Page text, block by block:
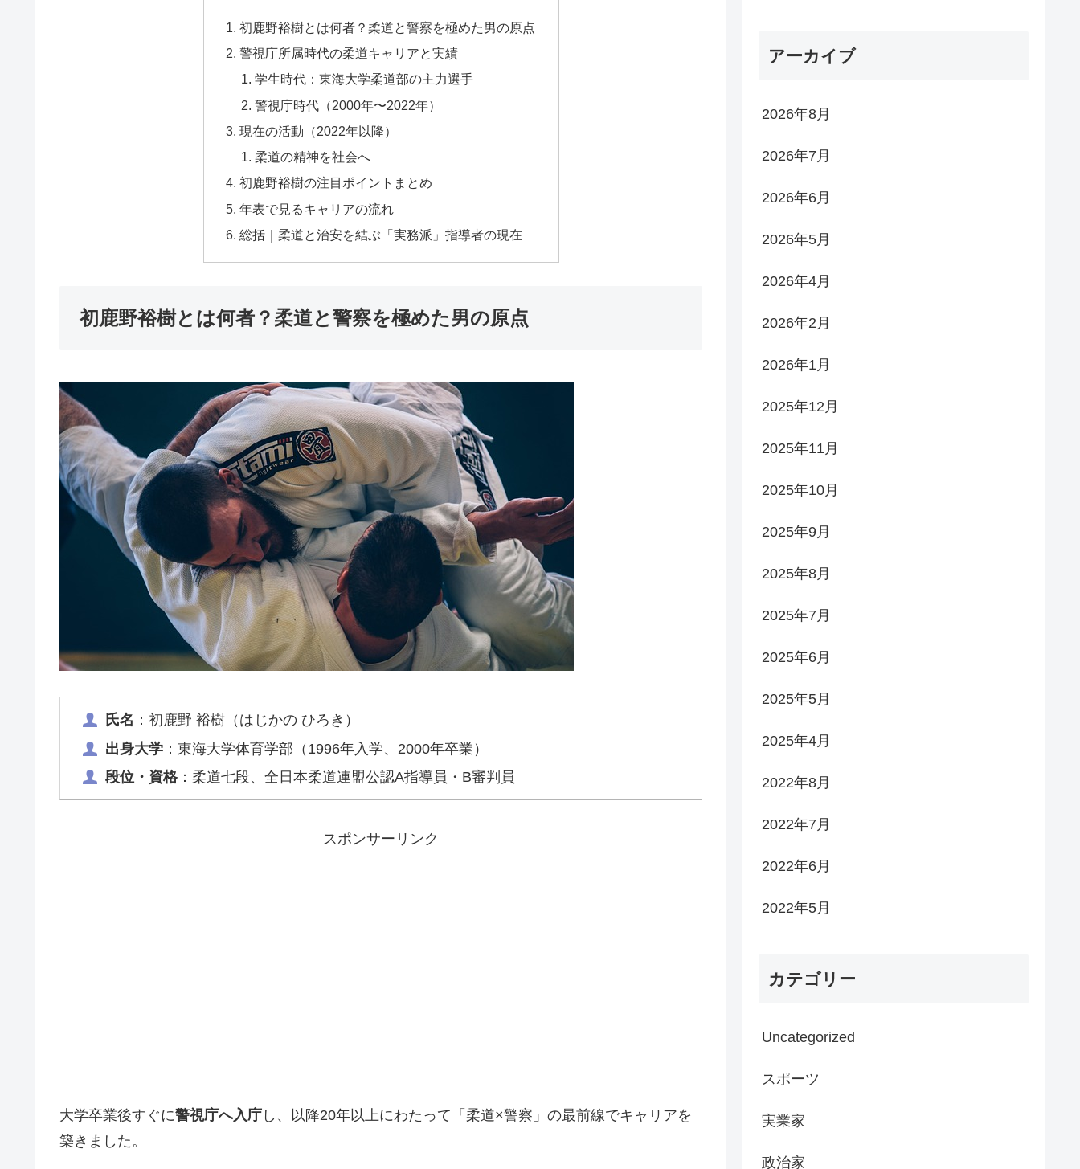
初鹿野裕樹とは何者？柔道と警察を極めた男の原点
警視庁所属時代の柔道キャリアと実績
学生時代：東海大学柔道部の主力選手
警視庁時代（2000年〜2022年）
現在の活動（2022年以降）
柔道の精神を社会へ
初鹿野裕樹の注目ポイントまとめ
年表で見るキャリアの流れ
総括｜柔道と治安を結ぶ「実務派」指導者の現在
初鹿野裕樹とは何者？柔道と警察を極めた男の原点
氏名 ：初鹿野 裕樹（はじかの ひろき）
出身大学 ：東海大学体育学部（1996年入学、2000年卒業）
段位・資格：柔道七段、全日本柔道連盟公認A指導員・B審判員
スポンサーリンク
大学卒業後すぐに警視庁へ入庁 し、以降20年以上にわたって「柔道×警察」の最前線でキャリアを
築きました。
アーカイブ
2026年8月
2026年7月
2026年6月
2026年5月
2026年4月
2026年2月
2026年1月
2025年12月
2025年11月
2025年10月
2025年9月
2025年8月
2025年7月
2025年6月
2025年5月
2025年4月
2022年8月
2022年7月
2022年6月
2022年5月
カテゴリー
Uncategorized
スポーツ
実業家
政治家